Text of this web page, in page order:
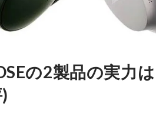
の2製品の実力